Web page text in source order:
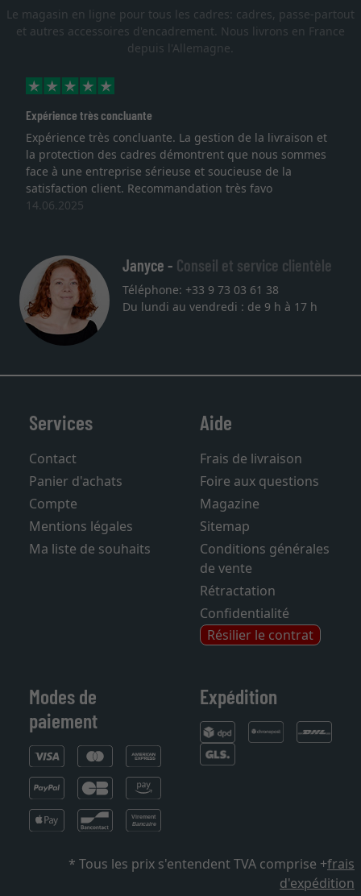
Le magasin en ligne pour tous les cadres: cadres, passe-partout
et autres accessoires d'encadrement. Nous livrons en France
depuis l'Allemagne.
et
Excellent
Je recherchais un cadre sur mesure pour une
lithographie, je suis tombée sur ce site. Le choix
qualité sont au rendez vous. Emballage
service et livraison dans les temps. J'espère
Janyce - Conseil et service clientèle
Téléphone: +33 9 73 03 61 38
Services
Contact
Panier d'achats
Compte
Mentions légales
Aide
Frais de livraison
Foire aux questions
Magazine
Sitemap
Conditions générales
de vente
Rétractation
Confidentialité
Résilier le contrat
Modes de
paiement
Expédition
* Tous les prix s'entendent TVA comprise +frais